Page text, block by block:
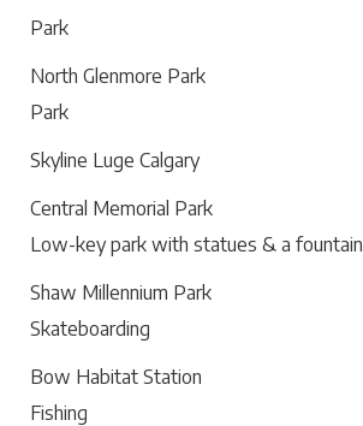
Park
North Glenmore Park
Park
Skyline Luge Calgary
Central Memorial Park
Low-key park with statues & a fountain
Shaw Millennium Park
Skateboarding
Bow Habitat Station
Fishing